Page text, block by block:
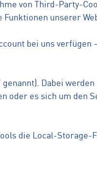
von Third-Party-
unserer
bei uns verfügen
Dabei werden
oder es sich um den
die Local-Storage-